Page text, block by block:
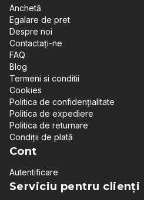
Anchetă
Egalare de pret
Despre noi
Contactați-ne
FAQ
Blog
Termeni si conditii
Cookies
Politica de confidențialitate
Politica de expediere
Politica de returnare
Condiții de plată
Cont
Autentificare
Serviciu pentru clienți